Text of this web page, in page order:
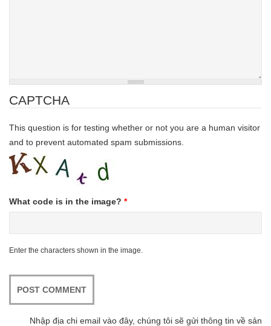
CAPTCHA
This question is for testing whether or not you are a human visitor
and to prevent automated spam submissions.
What code is in the image? *
Enter the characters shown in the image.
Nhập địa chi email vào đây, chúng tôi sẽ gửi thông tin về sản